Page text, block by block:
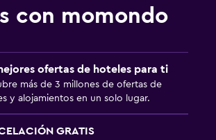
con momondo
ofertas de hoteles para ti
más de 3 millones de ofertas de
y alojamientos en un solo lugar.
GRATIS